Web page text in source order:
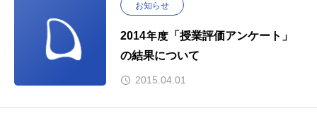
お知らせ
2014年度「授業評価アンケート」
の結果について
2015.04.01